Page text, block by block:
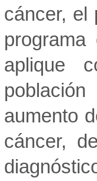
cáncer, el
aplique
aumento
cáncer,